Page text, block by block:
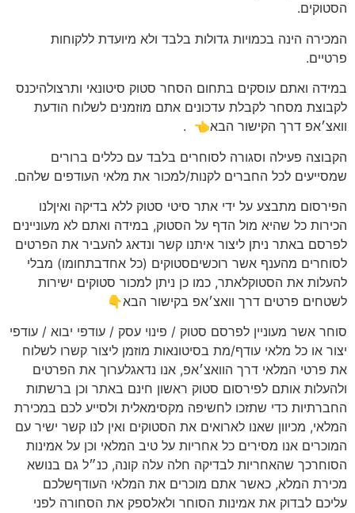
הסטוקים.
המכירה הינה בכמויות גדולות בלבד ולא מיועדת ללקוחות
פרטיים.
במידה ואתם עוסקים בתחום הסחר סטוק סיטונאי ותרצולהיכנס
לקבוצת מסחר לקבלת עדכונים אתם מוזמנים לשלוח הודעת
וואצ׳אפ דרך הקישור הבא👈 .
הקבוצה פעילה וסגורה לסוחרים בלבד עם כללים ברורים
שמסייעים לכל החברים לקנות/למכור את מלאי העודפים שלהם.
הפירסום מתבצע על ידי אתר סיטי סטוק ללא בדיקה ואיןלנו
הכירות כל שהיא מול הדף על הסטוק, במידה ואתם לא מעוניינים
לפרסם באתר ניתן ליצור איתנו קשר ונדאג להעביר את הפרטים
לסוחרים מהענף אשר רוכשיםסטוקים (כל אחדבתחומו) מבלי
להעלות את הסטוקלאתר, כמו כן ניתן למכור סטוקים ישירות
לשטחים פרטים דרך וואצ׳אפ בקישור הבא👇
סוחר אשר מעוניין לפרסם סטוק / פינוי עסק / עודפי יבוא / עודפי
יצור או כל מלאי עודף/מת בסיטונאות מוזמן ליצור קשרו לשלוח
את פרטי המלאי דרך הוואצ׳אפ, אנו נדאגלערוך את הפרטים
ולהעלות אותם לפירסום סטוק ראשון חינם באתר וכן ברשתות
החברתיות כדי שתזכו לחשיפה מקסימאלית ולסייע לכם במכירת
המלאי, מכיוון שאנו לארואים את הסטוקים ואין לנו קשר ישיר עם
המוכרים אנו מסירים כל אחריות על טיב המלאי וכן על אמינות
הסוחרכך שהאחריות לבדיקה חלה עלה קונה, כנ״ל גם בנושא
מכירת המלא, כאשר אתם מוכרים את המלאי העודףשלכם
עליכם לבדוק את אמינות הסוחר ולאלספק את הסחורה לפני